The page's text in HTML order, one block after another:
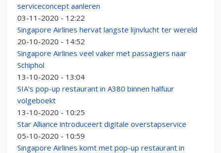
serviceconcept aanleren
03-11-2020 - 12:22
Singapore Airlines hervat langste lijnvlucht ter wereld
20-10-2020 - 14:52
Singapore Airlines veel vaker met passagiers naar
Schiphol
13-10-2020 - 13:04
SIA's pop-up restaurant in A380 binnen halfuur
volgeboekt
13-10-2020 - 10:25
Star Alliance introduceert digitale overstapservice
05-10-2020 - 10:59
Singapore Airlines komt met pop-up restaurant in